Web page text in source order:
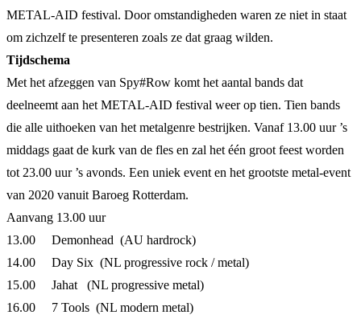
METAL-AID festival. Door omstandigheden waren ze niet in staat
om zichzelf te presenteren zoals ze dat graag wilden.
Tijdschema
Met het afzeggen van Spy#Row komt het aantal bands dat
deelneemt aan het METAL-AID festival weer op tien. Tien bands
die alle uithoeken van het metalgenre bestrijken. Vanaf 13.00 uur ’s
middags gaat de kurk van de fles en zal het één groot feest worden
tot 23.00 uur ’s avonds. Een uniek event en het grootste metal-event
van 2020 vanuit Baroeg Rotterdam.
Aanvang 13.00 uur
13.00 Demonhead (AU hardrock)
14.00 Day Six (NL progressive rock / metal)
15.00 Jahat (NL progressive metal)
16.00 7 Tools (NL modern metal)